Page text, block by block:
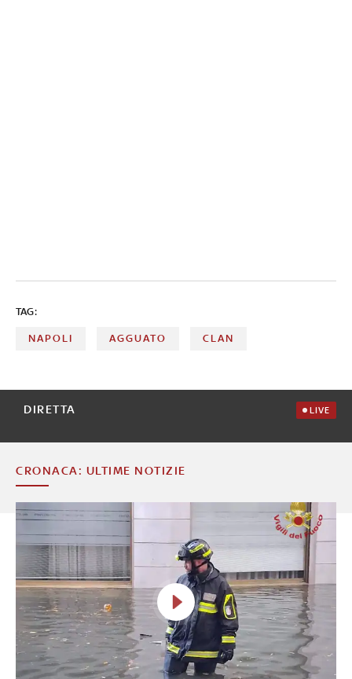
TAG:
NAPOLI AGGUATO CLAN
DIRETTA LIVE
CRONACA: ULTIME NOTIZIE